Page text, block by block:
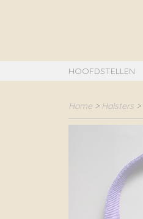
HOOFDSTELLEN
Home > Halsters >